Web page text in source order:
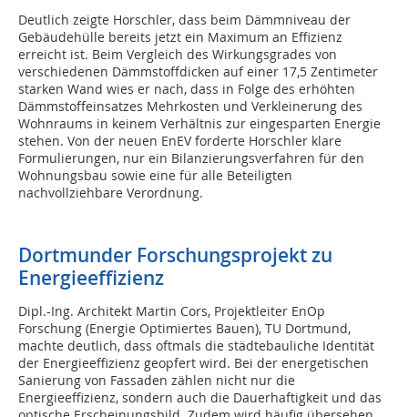
Deutlich zeigte Horschler, dass beim Dämmniveau der
Gebäudehülle bereits jetzt ein Maximum an Effizienz
erreicht ist. Beim Vergleich des Wirkungsgrades von
verschiedenen Dämmstoffdicken auf einer 17,5 Zentimeter
starken Wand wies er nach, dass in Folge des erhöhten
Dämmstoffeinsatzes Mehrkosten und Verkleinerung des
Wohnraums in keinem Verhältnis zur eingesparten Energie
stehen. Von der neuen EnEV forderte Horschler klare
Formulierungen, nur ein Bilanzierungsverfahren für den
Wohnungsbau sowie eine für alle Beteiligten
nachvollziehbare Verordnung.
Dortmunder Forschungsprojekt zu
Energieeffizienz
Dipl.-Ing. Architekt Martin Cors, Projektleiter EnOp
Forschung (Energie Optimiertes Bauen), TU Dortmund,
machte deutlich, dass oftmals die städtebauliche Identität
der Energieeffizienz geopfert wird. Bei der energetischen
Sanierung von Fassaden zählen nicht nur die
Energieeffizienz, sondern auch die Dauerhaftigkeit und das